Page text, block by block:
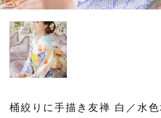
桶絞りに手描き友禅 白／水色
辻が花 振袖
レンタル振袖Ｔサイズ（Ｗ
レンタル振袖Ｌサイズ（Ｗ